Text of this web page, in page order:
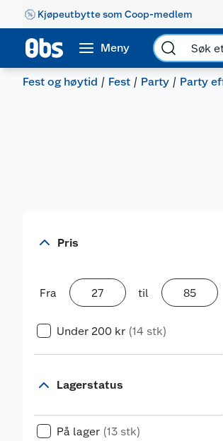
Kjøpeutbytte som Coop-medlem
Meny
Fest og høytid Fest Party Party
Pris
Fra til
Under 200 kr (14 stk)
Lagerstatus
På lager (13 stk)